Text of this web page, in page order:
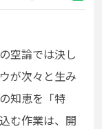
空論では決し
が次々と生み
知恵を「特
む作業は、開